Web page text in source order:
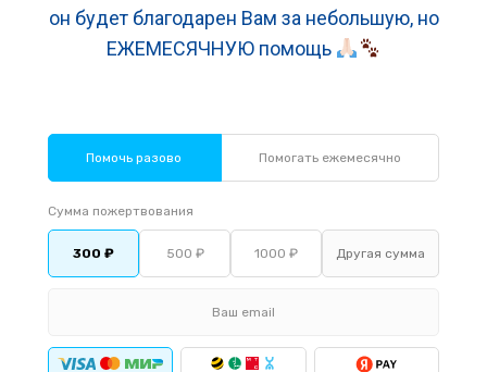
он будет благодарен Вам за небольшую, но
ЕЖЕМЕСЯЧНУЮ помощь
Помочь разово Помогать ежемесячно
Сумма пожертвования
300 ₽ 500 ₽ 1000 ₽